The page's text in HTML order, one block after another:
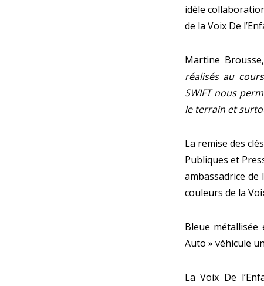
idèle
de la Voix De
Martine
réalisés au
SWIFT nous
le terrain et
La remise des
Publiques et
ambassadrice
couleurs de la
Bleue
Auto » véhicule
La Voix De